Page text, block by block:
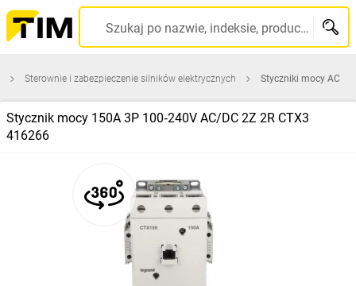
Szukaj po nazwie, indeksie, producencie, kodzie kreskowym...
Sterownie i zabezpieczenie silników elektrycznych Styczniki mocy AC
Stycznik mocy 150A 3P 100‑240V AC/DC 2Z 2R CTX3
416266